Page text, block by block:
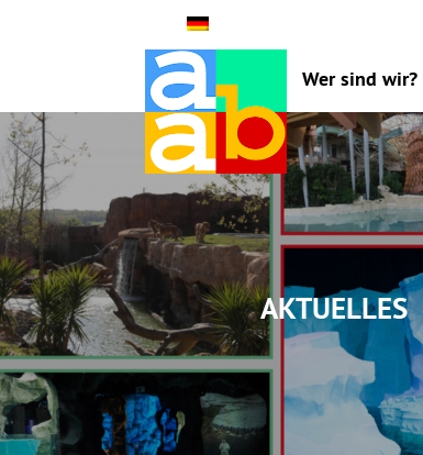
Wer sind wir?
Aktuelles